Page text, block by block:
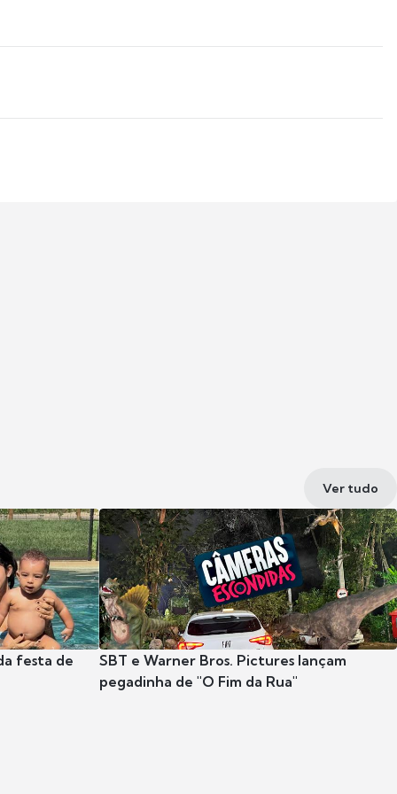
Ver tudo
festa de
SBT e Warner Bros. Pictures lançam
pegadinha de "O Fim da Rua"